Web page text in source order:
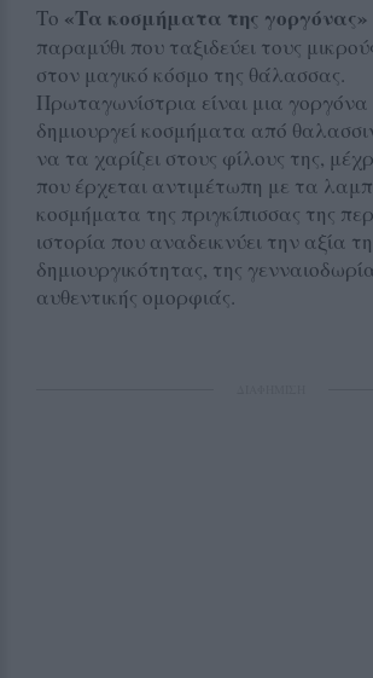
Το «Τα κοσμήματα της γοργόνας»
παραμύθι που ταξιδεύει τους
στον μαγικό κόσμο της θάλασσας.
Πρωταγωνίστρια είναι μια
δημιουργεί κοσμήματα από
να τα χαρίζει στους φίλους της,
που έρχεται αντιμέτωπη με τα
κοσμήματα της πριγκίπισσας της
ιστορία που αναδεικνύει την αξία
δημιουργικότητας, της
αυθεντικής ομορφιάς.